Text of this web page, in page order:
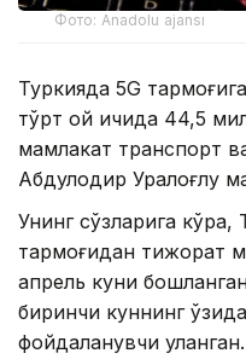
Фото: Anadolu ajansı
Туркияда 5G
тўрт ой ичида 44,5
мамлакат транспорт
Абдулқодир Уралоғлу
Унинг сўзларига
тармоғидан тижорат
апрель куни
биринчи куннинг
фойдаланувчи